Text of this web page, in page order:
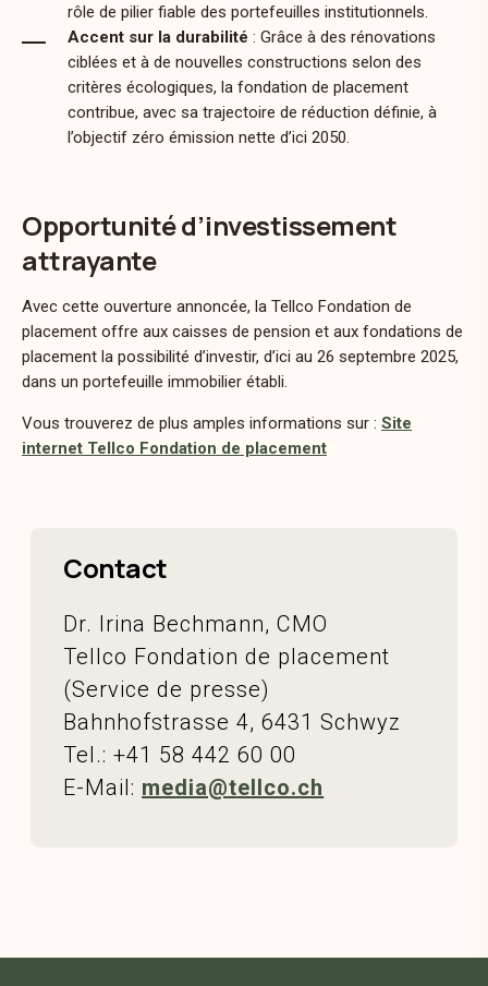
rôle de pilier fiable des portefeuilles institutionnels.
Accent sur la durabilité : Grâce à des rénovations
ciblées et à de nouvelles constructions selon des
critères écologiques, la fondation de placement
contribue, avec sa trajectoire de réduction définie, à
l’objectif zéro émission nette d’ici 2050.
Opportunité d’investissement
attrayante
Avec cette ouverture annoncée, la Tellco Fondation de
placement offre aux caisses de pension et aux fondations de
placement la possibilité d’investir, d’ici au 26 septembre 2025,
dans un portefeuille immobilier établi.
Vous trouverez de plus amples informations sur : Site
internet Tellco Fondation de placement
Contact
Dr. Irina Bechmann, CMO
Tellco Fondation de placement
(Service de presse)
Bahnhofstrasse 4, 6431 Schwyz
Tel.: +41 58 442 60 00
E-Mail: media@tellco.ch